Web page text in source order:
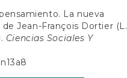
La nueva
Jean-François Dortier (L.
Ciencias Sociales Y